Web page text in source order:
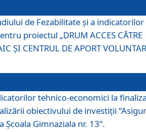
de Fezabilitate și a indicatorilor
proiectul „DRUM ACCES CĂTRE
ȘI CENTRUL DE APORT
tehnico-economici la
obiectivului de investiții
Gimnaziala nr. 13“.